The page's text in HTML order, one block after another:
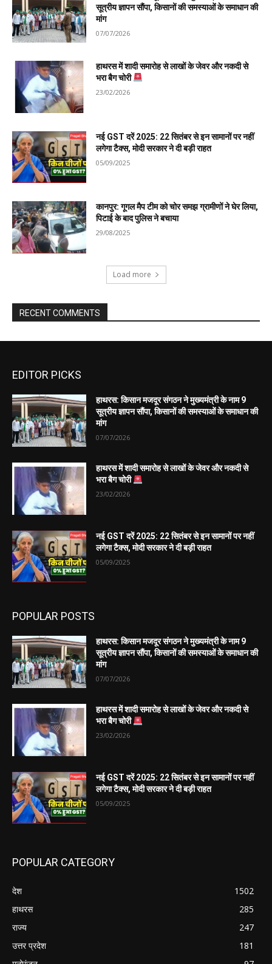
EDITOR PICKS
हाथरस: किसान मजदूर संगठन ने मुख्यमंत्री के नाम 9
सूत्रीय ज्ञापन सौंपा, किसानों की समस्याओं के समाधान की
मांग
07/07/2026
हाथरस में शादी समारोह से लाखों के जेवर और नकदी से
भरा बैग चोरी
23/02/2026
नई GST दरें 2025: 22 सितंबर से इन सामानों पर नहीं
लगेगा टैक्स, मोदी सरकार ने दी बड़ी राहत
05/09/2025
POPULAR POSTS
हाथरस: किसान मजदूर संगठन ने मुख्यमंत्री के नाम 9
सूत्रीय ज्ञापन सौंपा, किसानों की समस्याओं के समाधान की
मांग
07/07/2026
हाथरस में शादी समारोह से लाखों के जेवर और नकदी से
भरा बैग चोरी
23/02/2026
नई GST दरें 2025: 22 सितंबर से इन सामानों पर नहीं
लगेगा टैक्स, मोदी सरकार ने दी बड़ी राहत
05/09/2025
POPULAR CATEGORY
देश
1502
हाथरस
285
राज्य
247
उत्तर प्रदेश
181